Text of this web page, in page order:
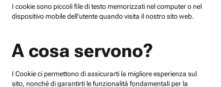
I cookie sono piccoli file di testo memorizzati nel computer o nel
dispositivo mobile dell'utente quando visita il nostro sito web.
A cosa servono?
I Cookie ci permettono di assicurarti la migliore esperienza sul
sito, nonché di garantirti le funzionalità fondamentali per la